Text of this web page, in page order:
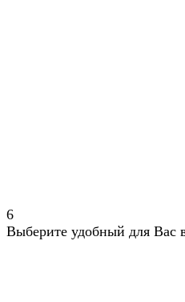
6
Выберите удобный для Вас